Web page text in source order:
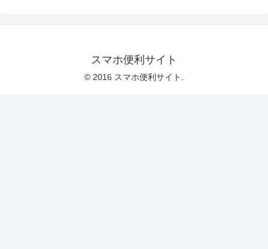
スマホ便利サイト
© 2016 スマホ便利サイト.